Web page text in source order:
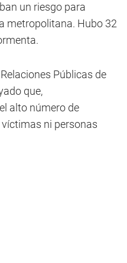
un riesgo para
metropolitana. Hubo 32
Públicas de
que,
alto número de
ni personas